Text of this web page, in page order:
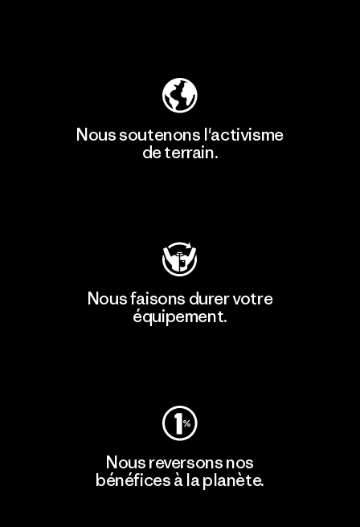
Nous soutenons l'activisme
de terrain.
Nous faisons durer votre
équipement.
Nous reversons nos
bénéfices à la planète.